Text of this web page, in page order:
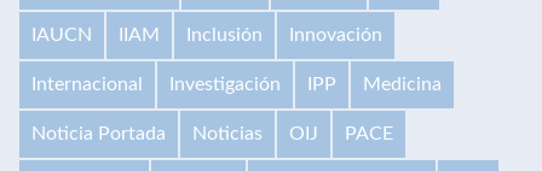
IAUCN IIAM Inclusión Innovación
Internacional Investigación IPP Medicina
Noticia Portada Noticias OIJ PACE